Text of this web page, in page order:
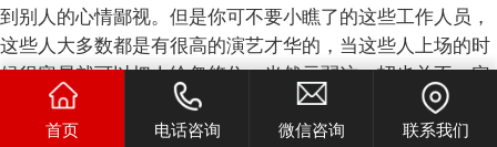
到别人的心情鄙视。但是你可不要小瞧了的这些工作人员，
这些人大多数都是有很高的演艺才华的，当这些人上场的时
候很容易就可以把人给忽悠住。当然示弱这一招也并不一定
百分之百就奏效，比如有些人天生就是一副铁石心肠的人，
你说你惨人家还说我比你更惨，遇到这种人示弱是没有多少
首页 电话咨询 微信咨询 联系我们